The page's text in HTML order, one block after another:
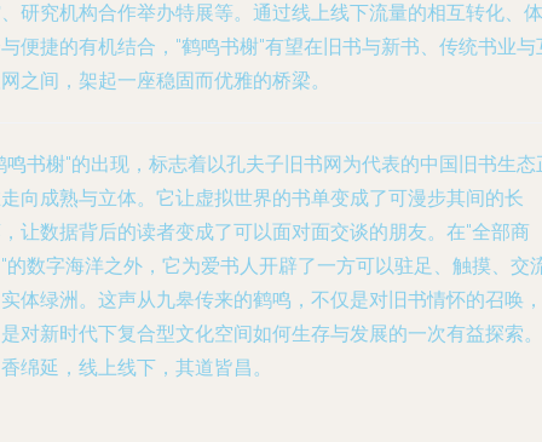
研究机构合作举办特展等。通过线上线下流量的相互转化、体
便捷的有机结合，"鹤鸣书榭"有望在旧书与新书、传统书业与
之间，架起一座稳固而优雅的桥梁。
鸣书榭"的出现，标志着以孔夫子旧书网为代表的中国旧书生态
向成熟与立体。它让虚拟世界的书单变成了可漫步其间的长
让数据背后的读者变成了可以面对面交谈的朋友。在"全部商
的数字海洋之外，它为爱书人开辟了一方可以驻足、触摸、交
体绿洲。这声从九皋传来的鹤鸣，不仅是对旧书情怀的召唤，
对新时代下复合型文化空间如何生存与发展的一次有益探索。
绵延，线上线下，其道皆昌。